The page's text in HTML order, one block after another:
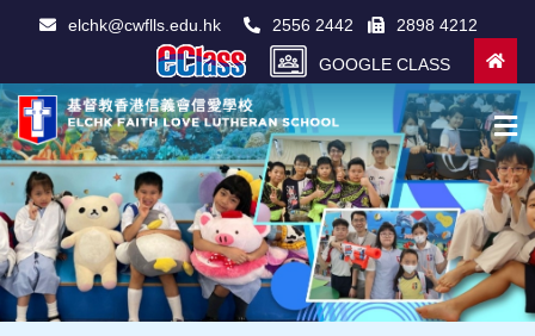
elchk@cwflls.edu.hk 2556 2442 2898 4212
GOOGLE CLASS